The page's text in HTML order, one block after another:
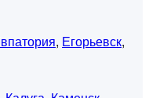
, Егорьевск,